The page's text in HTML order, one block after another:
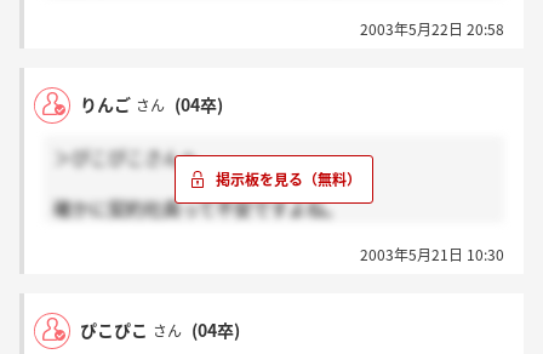
明日の午前中なんですけど、興奮して今日は寝れそう
すっごく好きなホテルだから、赤い糸がフォーシーズ
ンと繋がってることを祈ります☆
な、って思います。こんなに好きにさせて、責任とっ
て欲しいですヾ(≧∇≦)〃
人事を尽くして天命を待ちましょう！！Good Luck！
2003年5月22日 20:58
りんご さん (04卒)
＞ぴこぴこさんへ
確かに契約社員って不安ですよね。
けるって思うけど、実際問題、5年後、10年後を考え
でも藤田観光さんの社員以外はみなさん契約かアルバ
イト、ということで、正社員じゃなくても大切にして
2003年5月21日 10:30
ぴこぴこ さん (04卒)